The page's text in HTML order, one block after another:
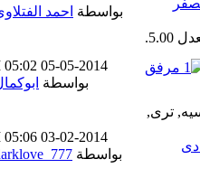
بواسطةاحمد الفتلاوي
05-05-2014
05:02 PM
بواسطةابوكمال
03-02-2014
05:06 PM
بواسطةdarklove_777